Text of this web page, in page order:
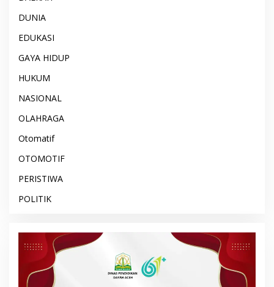
DUNIA
EDUKASI
GAYA HIDUP
HUKUM
NASIONAL
OLAHRAGA
Otomatif
OTOMOTIF
PERISTIWA
POLITIK